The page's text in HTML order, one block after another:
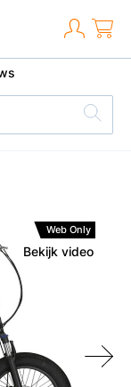
Bekijk video
Web Only